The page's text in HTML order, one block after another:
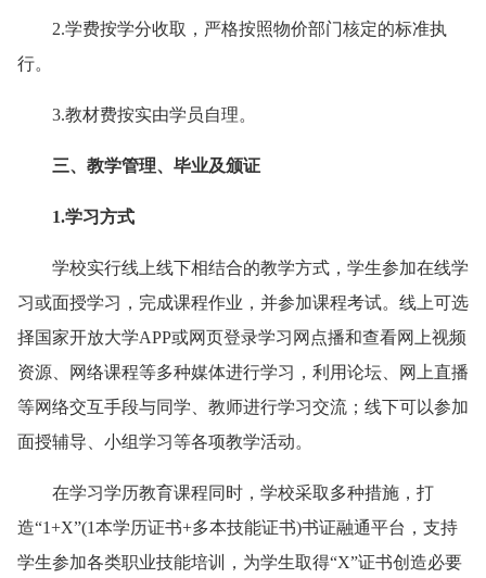
2.学费按学分收取，严格按照物价部门核定的标准执
行。
3.教材费按实由学员自理。
三、 教学管理、毕业及颁证
1.学习方式
学校实行线上线下相结合的教学方式，学生参加在线学
习或面授学习，完成课程作业，并参加课程考试。线上可选
择国家开放大学APP或网页登录学习网点播和查看网上视频
资源、网络课程等多种媒体进行学习，利用论坛、网上直播
等网络交互手段与同学、教师进行学习交流；线下可以参加
面授辅导、小组学习等各项教学活动。
在学习学历教育课程同时，学校采取多种措施，打
造“1+X”(1本学历证书+多本技能证书)书证融通平台，支持
学生参加各类职业技能培训，为学生取得“X”证书创造必要